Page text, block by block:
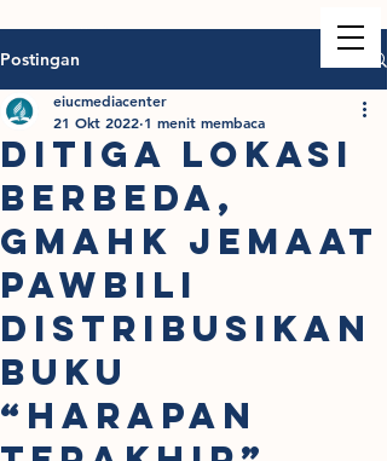
Postingan
DITIGA LOKASI
BERBEDA,
GMAHK JEMAAT
PAWBILI
DISTRIBUSIKAN
BUKU
“HARAPAN
eiucmediacenter
21 Okt 2022 1 menit membaca